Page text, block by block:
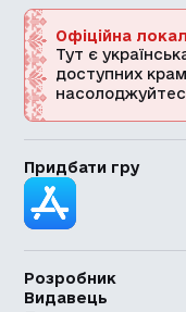
Офіційна
Тут є
доступних
Придбати гру
Розробник
Видавець